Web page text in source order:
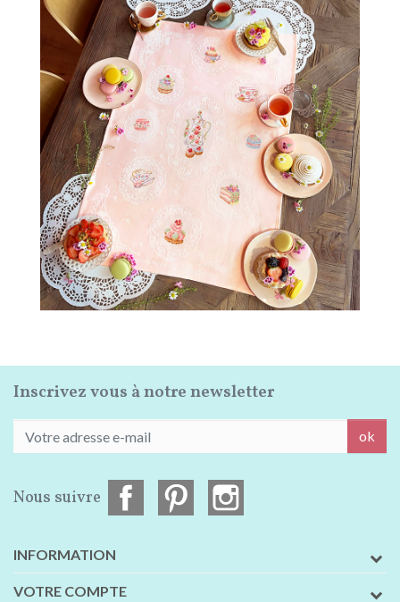
Inscrivez vous à notre newsletter
ok
Nous suivre
INFORMATION
VOTRE COMPTE